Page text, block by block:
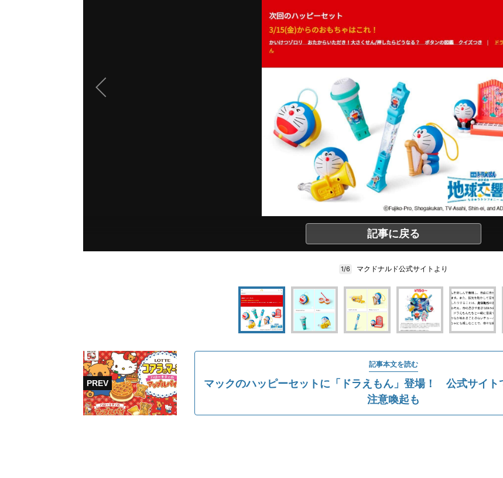
記事に戻る
1/6 マクドナルド公式サイトより
記事本文を読む
マックのハッピーセットに「ドラえもん」登場！ 公式サイト
注意喚起も